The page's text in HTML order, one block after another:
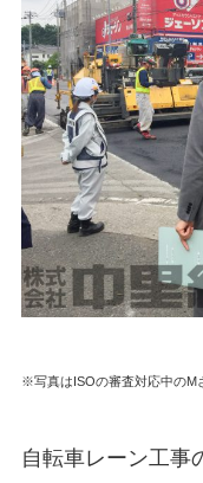
※写真はISOの審査対応中のM
自転車レーン工事